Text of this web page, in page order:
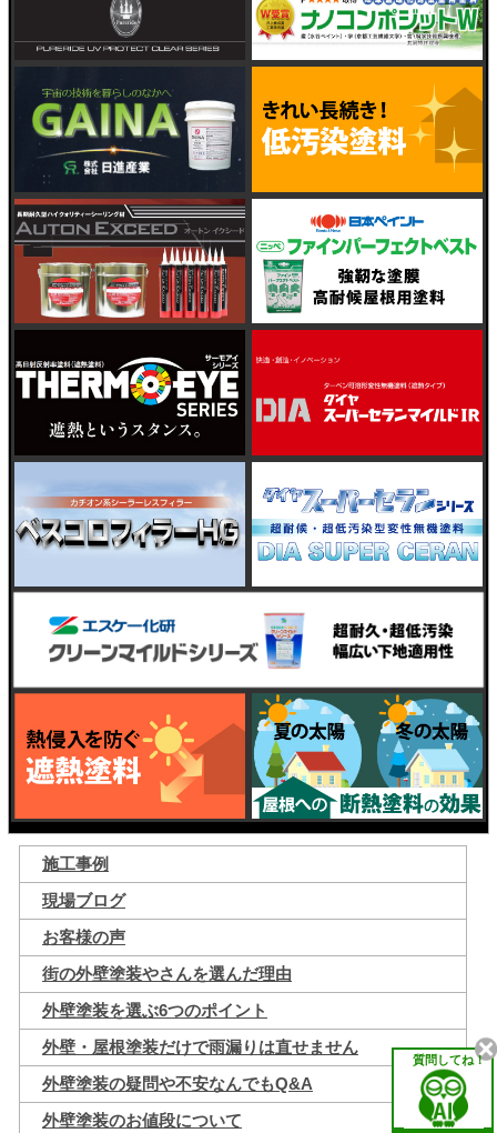
施工事例
現場ブログ
お客様の声
街の外壁塗装やさんを選んだ理由
外壁塗装を選ぶ6つのポイント
外壁・屋根塗装だけで雨漏りは直せません
外壁塗装の疑問や不安なんでもQ&A
外壁塗装のお値段について
質問してね！